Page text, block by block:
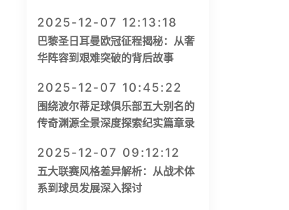
2025-12-07 12:13:18
巴黎圣日耳曼欧冠征程揭秘：从奢
华阵容到艰难突破的背后故事
2025-12-07 10:45:22
围绕波尔蒂足球俱乐部五大别名的
传奇渊源全景深度探索纪实篇章录
2025-12-07 09:12:12
五大联赛风格差异解析：从战术体
系到球员发展深入探讨